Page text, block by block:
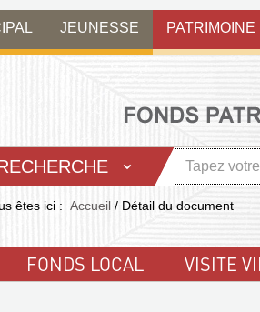
JEUNESSE PATRIMOINE
êtes ici : Accueil / Détail du document
FONDS LOCAL VISITE